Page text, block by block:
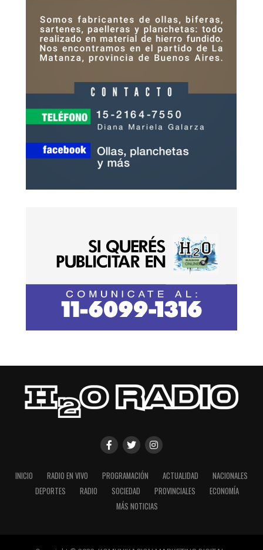
INICIO RADIO EN VIVO PROGRAMACIÓN ACTUALIDAD
NACIONALES
DEPORTES
RADIO SOCIEDAD PROVINCIALES
ECONOMÍA
MÁS NOTICIAS